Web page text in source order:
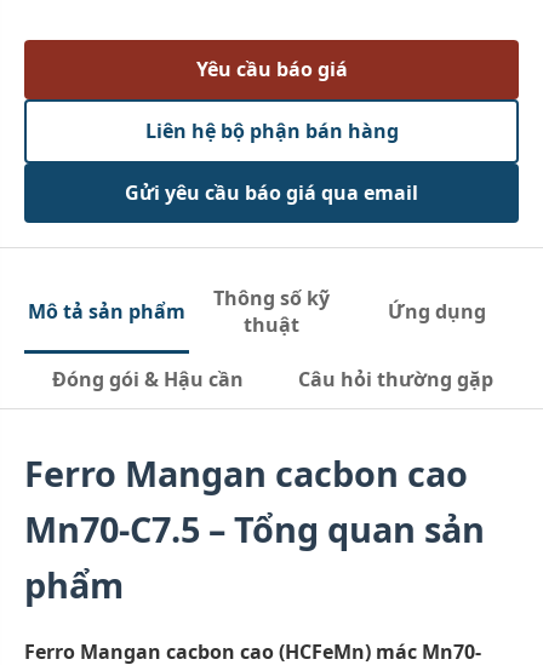
Yêu cầu báo giá
Liên hệ bộ phận bán hàng
Gửi yêu cầu báo giá qua email
Mô tả sản phẩm
Thông số kỹ
thuật
Ứng dụng
Đóng gói & Hậu cần Câu hỏi thường gặp
Ferro Mangan cacbon cao
Mn70-C7.5 – Tổng quan sản
phẩm
Ferro Mangan cacbon cao (HCFeMn) mác Mn70-